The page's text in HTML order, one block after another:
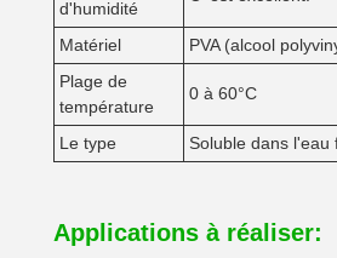
d'humidité
Matériel
PVA (alcool
Plage de
température
0 à 60°C
Le type Soluble dans l'eau
Applications à réaliser: